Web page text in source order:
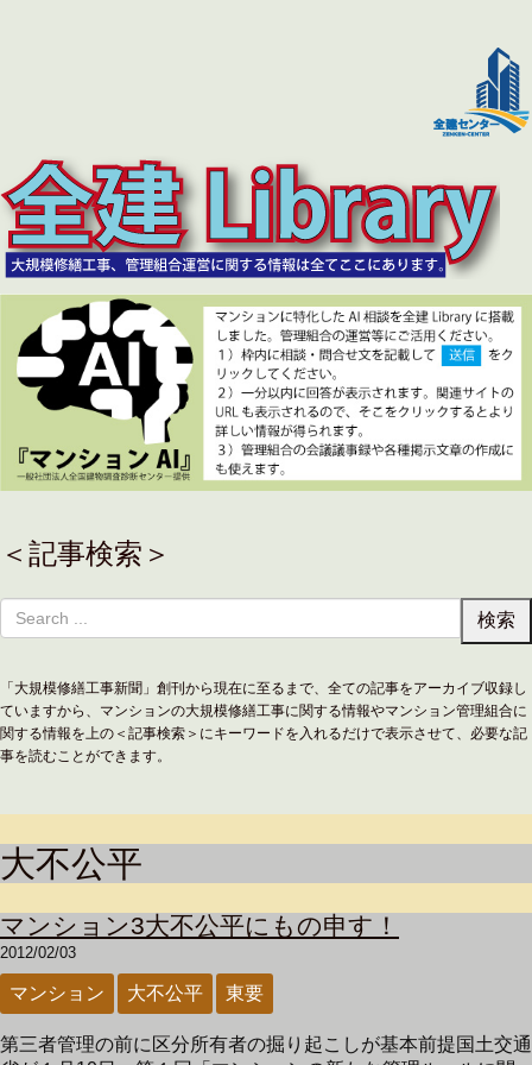
＜記事検索＞
「大規模修繕工事新聞」創刊から現在に至るまで、全ての記事をアーカイブ収録し
ていますから、マンションの大規模修繕工事に関する情報やマンション管理組合に
関する情報を上の＜記事検索＞にキーワードを入れるだけで表示させて、必要な記
事を読むことができます。
大不公平
マンション3大不公平にもの申す！
2012/02/03
マンション 大不公平 東要
第三者管理の前に区分所有者の掘り起こしが基本前提国土交通